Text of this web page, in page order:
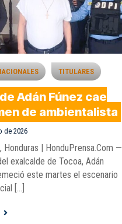
TITULARES
Adán Fúnez cae
de ambientalista
de 2026
Honduras | HonduPrensa.Com —
exalcalde de Tocoa, Adán
este martes el escenario
[…]